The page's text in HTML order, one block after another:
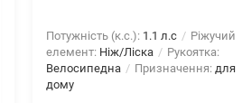
Потужність (к.с.): 1.1 л.с
Ріжучий
елемент: Ніж/Ліска
Рукоятка:
Велосипедна
Призначення: для
дому